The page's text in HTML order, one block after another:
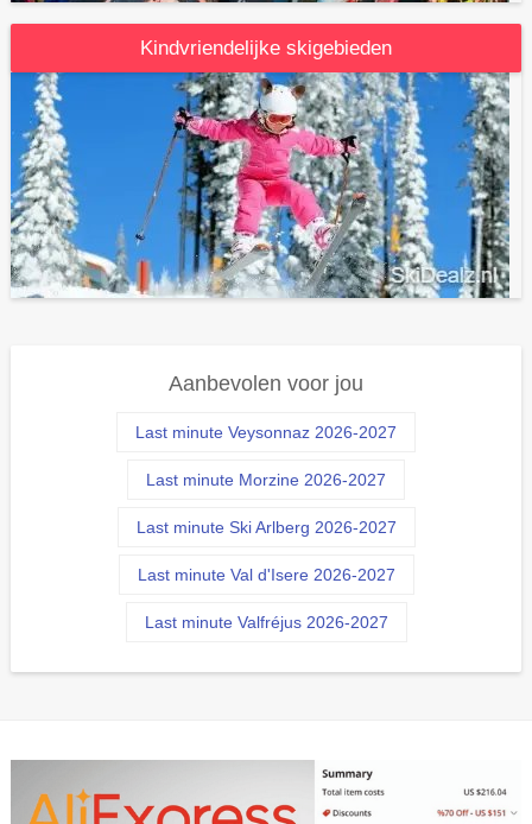
Kindvriendelijke skigebieden
Aanbevolen voor jou
Last minute Veysonnaz 2026-2027
Last minute Morzine 2026-2027
Last minute Ski Arlberg 2026-2027
Last minute Val d'Isere 2026-2027
Last minute Valfréjus 2026-2027